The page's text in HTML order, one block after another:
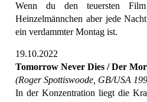
Wenn du den teuersten
Heinzelmännchen aber jede
ein verdammter Montag ist.
19.10.2022
Tomorrow Never Dies / Der
(Roger Spottiswoode, GB/USA
In der Konzentration liegt die